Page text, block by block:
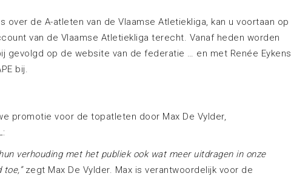
over de A-atleten van de Vlaamse Atletiekliga, kan u voortaan op
van de Vlaamse Atletiekliga terecht. Vanaf heden worden
gevolgd op de website van de federatie … en met Renée Eykens
bij.
promotie voor de topatleten door Max De Vylder,
verhouding met het publiek ook wat meer uitdragen in onze
zegt Max De Vylder. Max is verantwoordelijk voor de